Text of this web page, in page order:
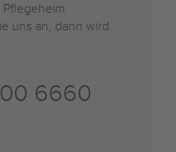
uns an, dann wird
6660